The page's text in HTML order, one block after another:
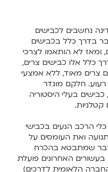
נחשבים לכבישים
בדרך כלל בכבישים
ומאז לא הותאמו לצרכי
כלל אלו כבישים צרים,
צרים מאוד, ללא אמצעי
חלקם מוגדר
בעלי היסטוריה
הרכב הנעים בכבישי
ואת העומסים על
דבר שמתבטא בהכרח
האחרונים פועלת
הלאומית לדרכים)